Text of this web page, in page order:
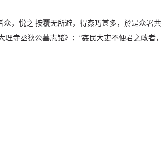
，悦之 按覆无所避，得姦巧甚多，於是众署
寺丞狄公墓志铭》：“姦民大吏不便君之政者